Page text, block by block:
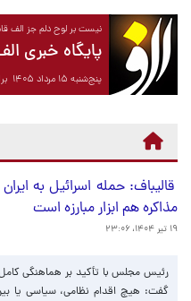
نیست بر لوح دلم جز الف
پایگاه خبری
پنج‌شنبه ۱۵ مرداد ۱۴۰۵ برابر با ۰۶ آگوست ۲۰۲۶
قالیباف: حمله اسرائیل به
مذاکره هم ابزار مبارزه است
۱۹ تیر ۱۴۰۴، ۲۳:۰۶
گفت: هیچ اقدام نظامی، سیاسی یا